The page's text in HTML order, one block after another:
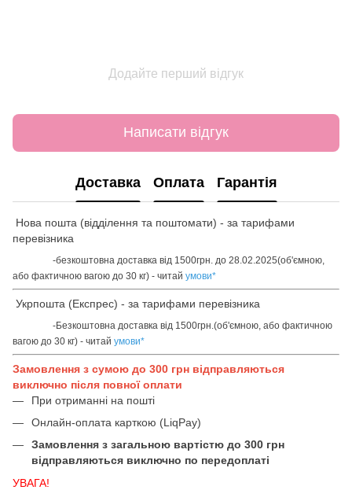
Додайте перший відгук
Написати відгук
Доставка Оплата Гарантія
Нова пошта (відділення та поштомати) - за тарифами
перевізника
-безкоштовна доставка від 1500грн. до 28.02.2025(об'ємною,
або фактичною вагою до 30 кг) - читай умови*
Укрпошта (Експрес) - за тарифами перевізника
-Безкоштовна доставка від 1500грн.(об'ємною, або фактичною
вагою до 30 кг) - читай умови*
Замовлення з сумою до 300 грн відправляються
виключно після повної оплати
При отриманні на пошті
Онлайн-оплата карткою (LiqPay)
Замовлення з загальною вартістю до 300 грн
відправляються виключно по передоплаті
УВАГА!